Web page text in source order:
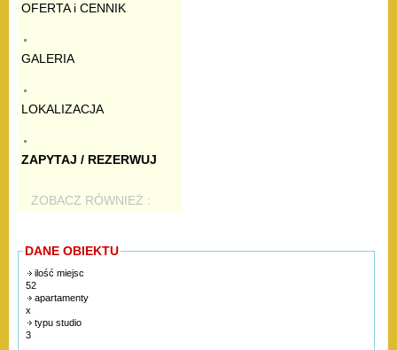
OFERTA i CENNIK
GALERIA
LOKALIZACJA
ZAPYTAJ / REZERWUJ
ZOBACZ RÓWNIEŻ :
DANE OBIEKTU
ilość miejsc
52
apartamenty
x
typu studio
3